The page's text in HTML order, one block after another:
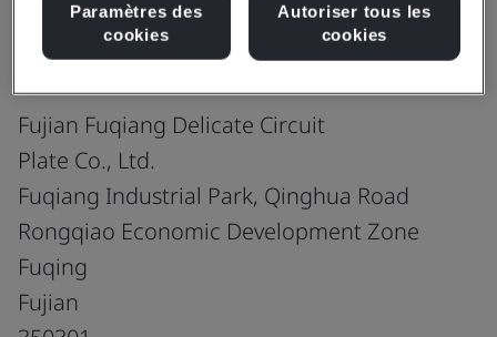
ISO 9001:2015
Fujian Fuqiang Delicate Circuit
Plate Co., Ltd.
Fuqiang Industrial Park, Qinghua Road
Rongqiao Economic Development Zone
Fuqing
Fujian
Paramètres des
cookies
Autoriser tous les
cookies